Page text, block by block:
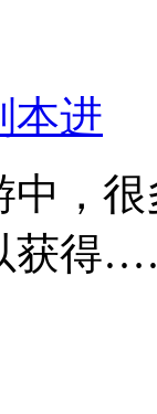
本进
很
获得